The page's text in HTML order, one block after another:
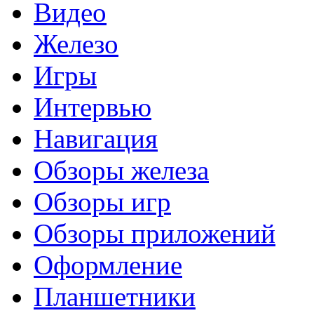
Видео
Железо
Игры
Интервью
Навигация
Обзоры железа
Обзоры игр
Обзоры приложений
Оформление
Планшетники